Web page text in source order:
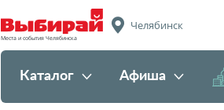
Места и события Челябинска
Челябинск
Каталог Афиша